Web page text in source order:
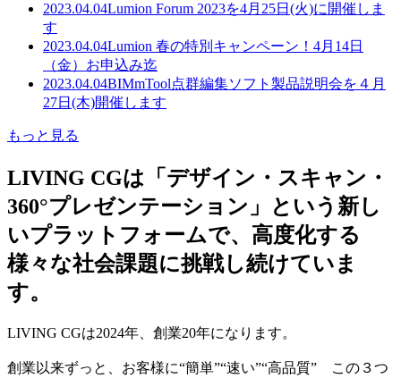
2023.04.04Lumion Forum 2023を4月25日(火)に開催しま
す
2023.04.04Lumion 春の特別キャンペーン！4月14日
（金）お申込み迄
2023.04.04BIMmTool点群編集ソフト製品説明会を４月
27日(木)開催します
もっと見る
LIVING CGは「デザイン・スキャン・
360°プレゼンテーション」という新し
いプラットフォームで、高度化する
様々な社会課題に挑戦し続けていま
す。
LIVING CGは2024年、創業20年になります。
創業以来ずっと、お客様に“簡単”“速い”“高品質” この３つ